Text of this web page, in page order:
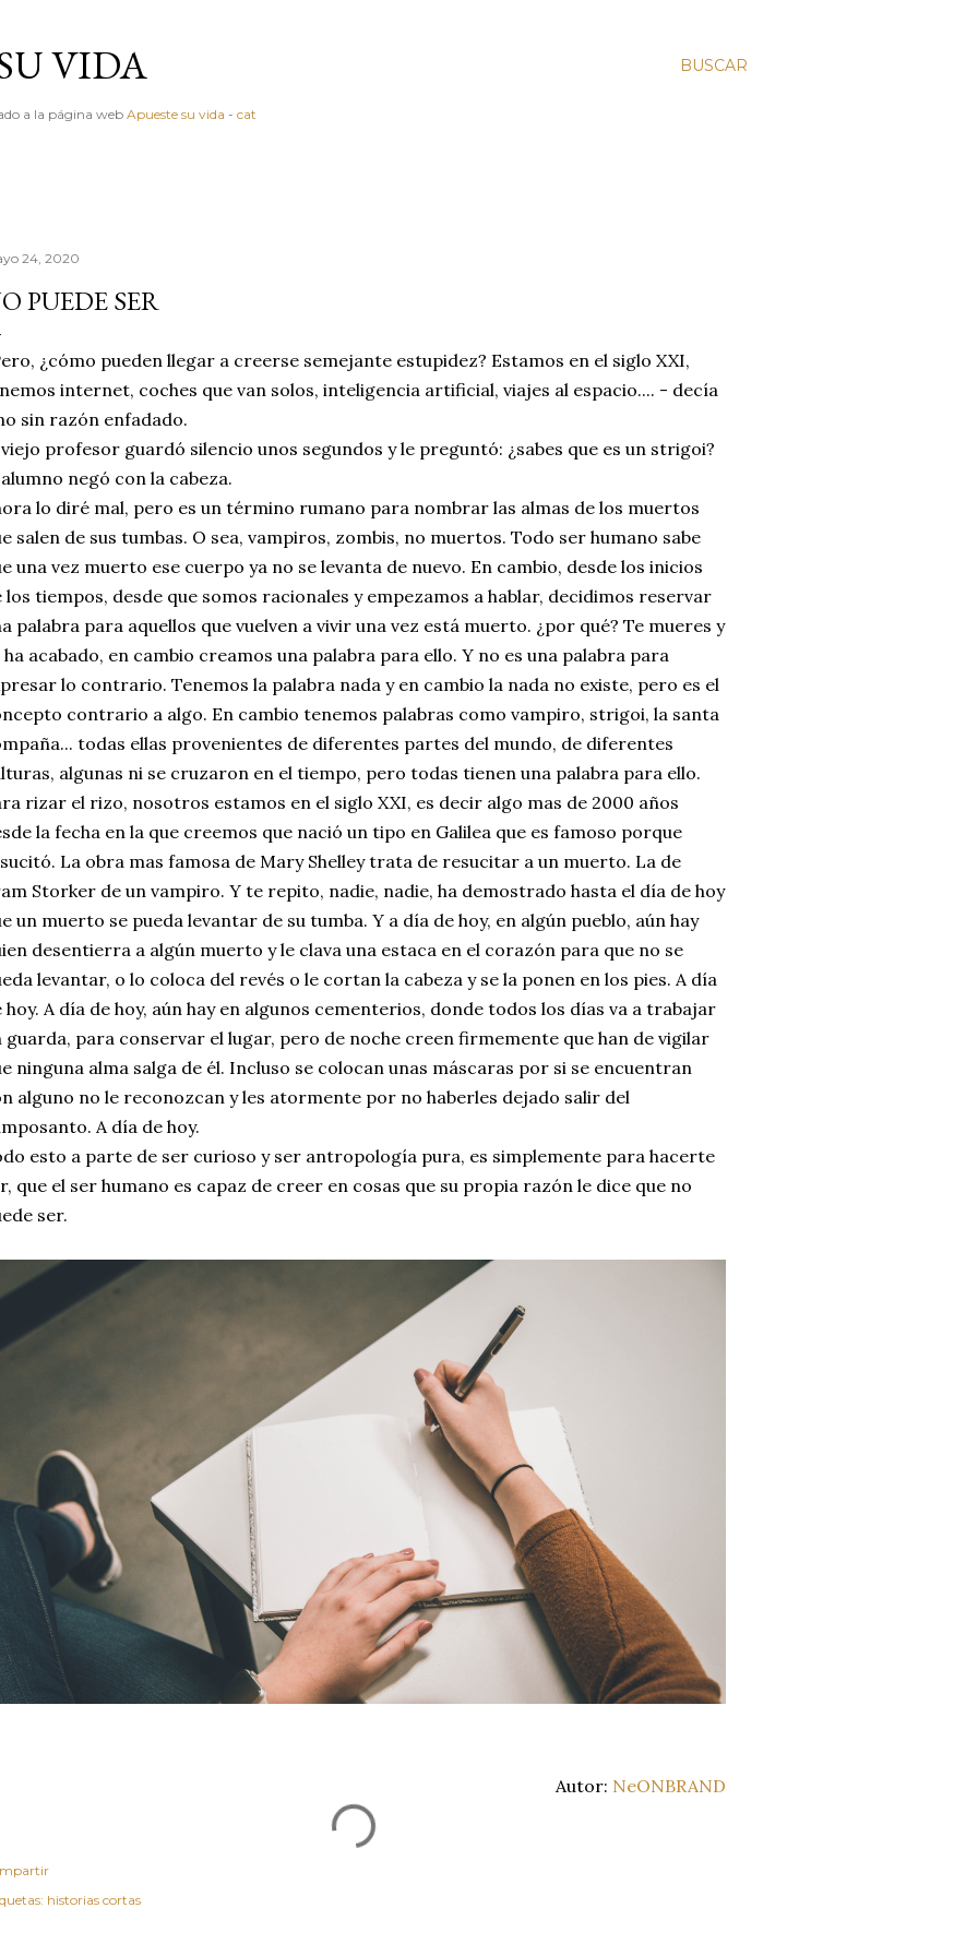
BUSCAR
VIDA
a la página web Apueste su vida - cat
24, 2020
PUEDE SER
¿cómo pueden llegar a creerse semejante estupidez? Estamos en el siglo XXI,
internet, coches que van solos, inteligencia artificial, viajes al espacio.... - decía
sin razón enfadado.
profesor guardó silencio unos segundos y le preguntó: ¿sabes que es un strigoi?
negó con la cabeza.
lo diré mal, pero es un término rumano para nombrar las almas de los muertos
salen de sus tumbas. O sea, vampiros, zombis, no muertos. Todo ser humano sabe
una vez muerto ese cuerpo ya no se levanta de nuevo. En cambio, desde los inicios
los tiempos, desde que somos racionales y empezamos a hablar, decidimos reservar
palabra para aquellos que vuelven a vivir una vez está muerto. ¿por qué? Te mueres y
ha acabado, en cambio creamos una palabra para ello. Y no es una palabra para
lo contrario. Tenemos la palabra nada y en cambio la nada no existe, pero es el
contrario a algo. En cambio tenemos palabras como vampiro, strigoi, la santa
todas ellas provenientes de diferentes partes del mundo, de diferentes
algunas ni se cruzaron en el tiempo, pero todas tienen una palabra para ello.
rizar el rizo, nosotros estamos en el siglo XXI, es decir algo mas de 2000 años
la fecha en la que creemos que nació un tipo en Galilea que es famoso porque
La obra mas famosa de Mary Shelley trata de resucitar a un muerto. La de
Storker de un vampiro. Y te repito, nadie, nadie, ha demostrado hasta el día de hoy
un muerto se pueda levantar de su tumba. Y a día de hoy, en algún pueblo, aún hay
desentierra a algún muerto y le clava una estaca en el corazón para que no se
levantar, o lo coloca del revés o le cortan la cabeza y se la ponen en los pies. A día
hoy. A día de hoy, aún hay en algunos cementerios, donde todos los días va a trabajar
guarda, para conservar el lugar, pero de noche creen firmemente que han de vigilar
ninguna alma salga de él. Incluso se colocan unas máscaras por si se encuentran
alguno no le reconozcan y les atormente por no haberles dejado salir del
A día de hoy.
esto a parte de ser curioso y ser antropología pura, es simplemente para hacerte
que el ser humano es capaz de creer en cosas que su propia razón le dice que no
ser.
Autor: NeONBRAND
historias cortas